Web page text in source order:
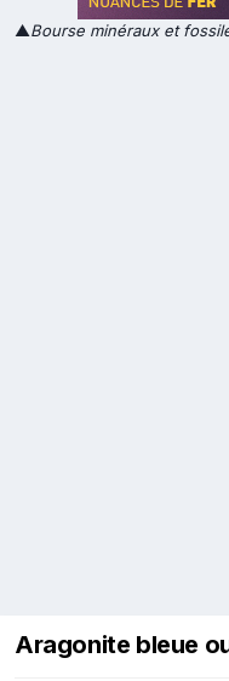
▲Bourse minéraux et
Aragonite bleue